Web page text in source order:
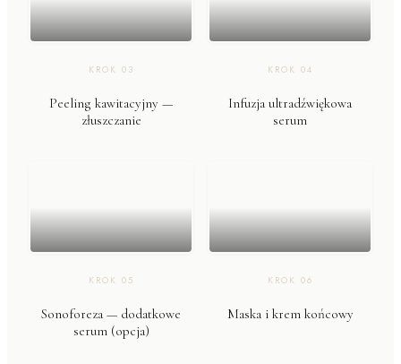
KROK 03
Peeling kawitacyjny —
złuszczanie
KROK 04
Infuzja ultradźwiękowa
serum
KROK 05
Sonoforeza — dodatkowe
serum (opcja)
KROK 06
Maska i krem końcowy